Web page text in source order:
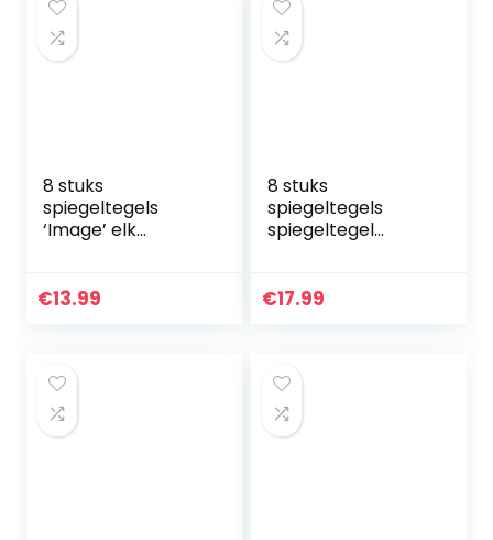
8 stuks
spiegeltegels
‘Image’ elk
spiegel
€13.99
8 stuks
spiegeltegels
spiegeltegel
20,5×20,5cm
€17.99